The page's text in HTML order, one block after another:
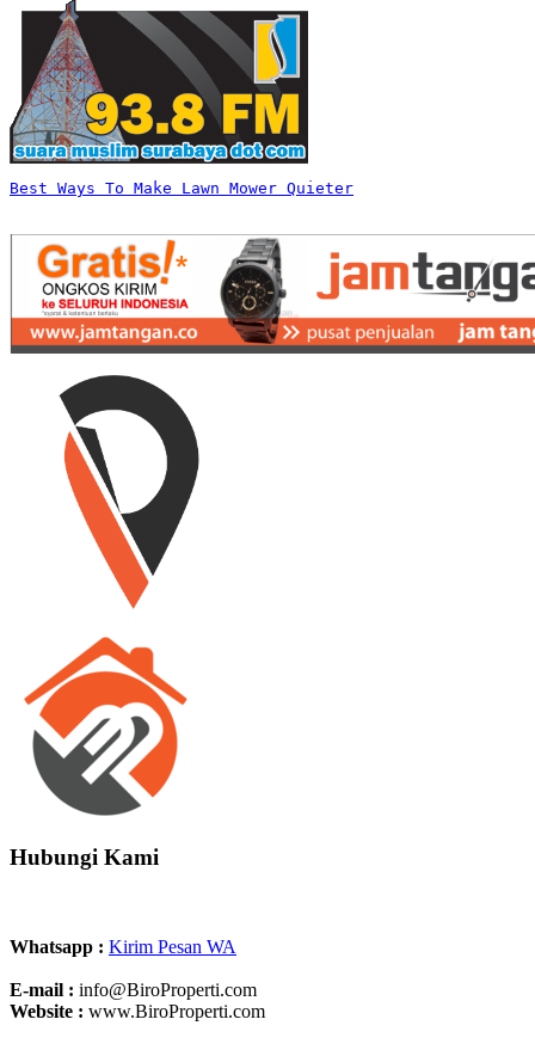
Best Ways To Make Lawn Mower Quieter
Hubungi Kami
Whatsapp : Kirim Pesan WA
E-mail : info@BiroProperti.com
Website : www.BiroProperti.com